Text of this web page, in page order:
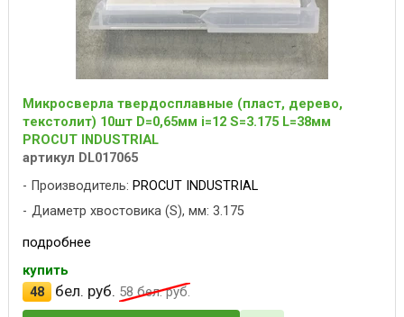
Микросверла твердосплавные (пласт, дерево,
текстолит) 10шт D=0,65мм i=12 S=3.175 L=38мм
PROCUT INDUSTRIAL
артикул DL017065
Производитель: PROCUT INDUSTRIAL
Диаметр хвостовика (S), мм: 3.175
подробнее
купить
48
бел. руб. 58бел. руб.